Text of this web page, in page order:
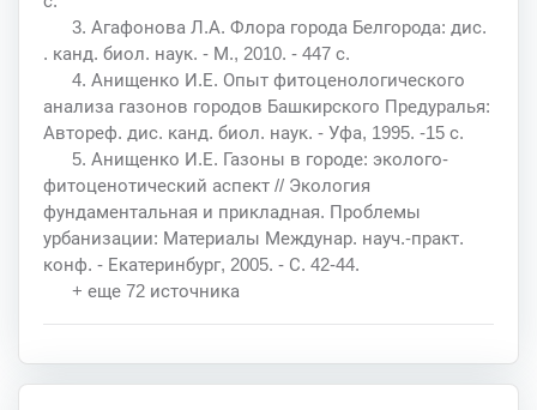
3. Агафонова Л.А. Флора города Белгорода: дис.
. канд. биол. наук. - М., 2010. - 447 с.
4. Анищенко И.Е. Опыт фитоценологического
анализа газонов городов Башкирского Предуралья:
Автореф. дис. канд. биол. наук. - Уфа, 1995. -15 с.
5. Анищенко И.Е. Газоны в городе: эколого-
фитоценотический аспект // Экология
фундаментальная и прикладная. Проблемы
урбанизации: Материалы Междунар. науч.-практ.
конф. - Екатеринбург, 2005. - С. 42-44.
+ еще 72 источника